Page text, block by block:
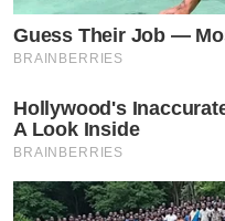
Guess Their Job —
BRAINBERRIES
Hollywood's
A Look Inside
BRAINBERRIES